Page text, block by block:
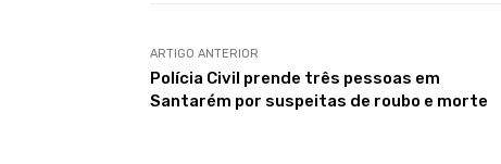
ARTIGO ANTERIOR
Polícia Civil prende três pessoas em
Santarém por suspeitas de roubo e morte